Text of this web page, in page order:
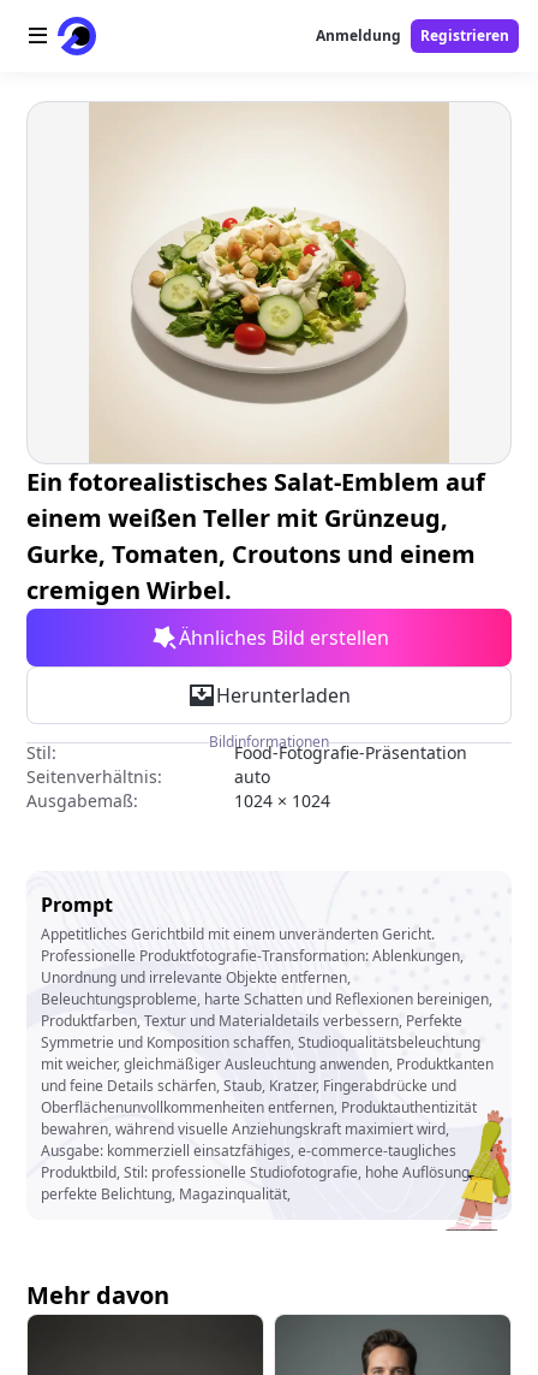
Startseite
Free-Tools
Anmeldung Registrieren
Ein fotorealistisches Salat-Emblem auf
einem weißen Teller mit Grünzeug,
Gurke, Tomaten, Croutons und einem
cremigen Wirbel.
Ähnliches Bild erstellen
Herunterladen
Bildinformationen
Stil:
Food-Fotografie-Präsentation
Seitenverhältnis:
auto
Ausgabemaß:
1024 × 1024
Prompt
Appetitliches Gerichtbild mit einem unveränderten Gericht.
Professionelle Produktfotografie-Transformation: Ablenkungen,
Unordnung und irrelevante Objekte entfernen,
Beleuchtungsprobleme, harte Schatten und Reflexionen bereinigen,
Produktfarben, Textur und Materialdetails verbessern, Perfekte
Symmetrie und Komposition schaffen, Studioqualitätsbeleuchtung
mit weicher, gleichmäßiger Ausleuchtung anwenden, Produktkanten
und feine Details schärfen, Staub, Kratzer, Fingerabdrücke und
Oberflächenunvollkommenheiten entfernen, Produktauthentizität
bewahren, während visuelle Anziehungskraft maximiert wird,
Ausgabe: kommerziell einsatzfähiges, e-commerce-taugliches
Produktbild, Stil: professionelle Studiofotografie, hohe Auflösung,
perfekte Belichtung, Magazinqualität,
Mehr davon